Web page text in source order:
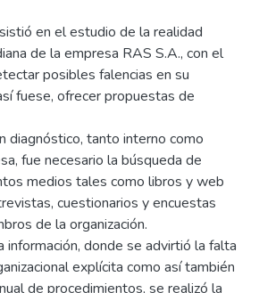
en el estudio de la realidad
de la empresa RAS S.A., con el
posibles falencias en su
fuese, ofrecer propuestas de
diagnóstico, tanto interno como
fue necesario la búsqueda de
medios tales como libros y web
cuestionarios y encuestas
de la organización.
información, donde se advirtió la falta
explícita como así también
de procedimientos, se realizó la